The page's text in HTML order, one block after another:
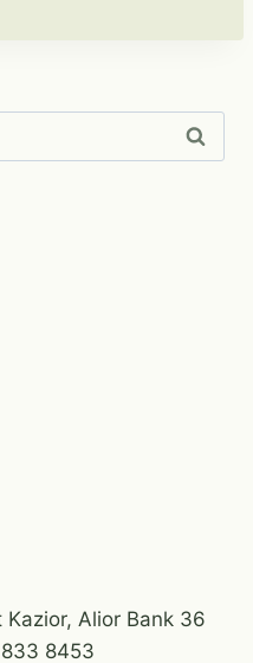
Alior Bank 36
8453